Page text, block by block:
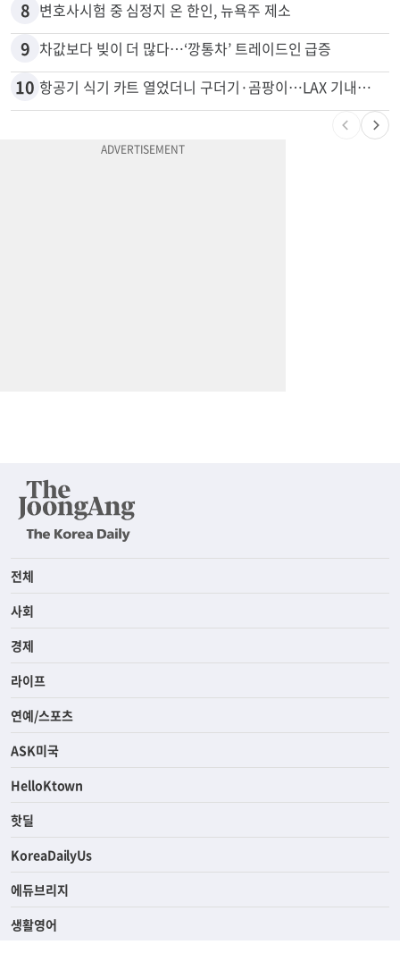
7 부에나파크 한인타운에 281유닛 주거단지 들어선다
8 변호사시험 중 심정지 온 한인, 뉴욕주 제소
9 차값보다 빚이 더 많다…‘깡통차’ 트레이드인 급증
항공기 식기 카트 열었더니 구더기·곰팡이…LAX 기내식 업체 논란
전체
사회
경제
라이프
연예/스포츠
ASK미국
HelloKtown
핫딜
KoreaDailyUs
에듀브리지